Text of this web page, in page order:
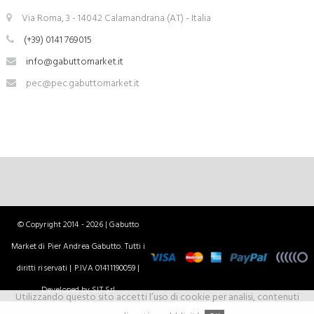
Via Roma, 3 - 14042 Calamandrana (AT) - Italia
(+39) 0141 769015
info@gabuttomarket.it
pec@pec.gabuttomarket.it
© Copyright 2014 - 2026 | Gabutto
Market di Pier Andrea Gabutto. Tutti i
diritti riservati | P.IVA 01411190059 |
Developed by SIT Srl
Utilizzando questo sito accetti l’uso di cookie per analisi, contenuti